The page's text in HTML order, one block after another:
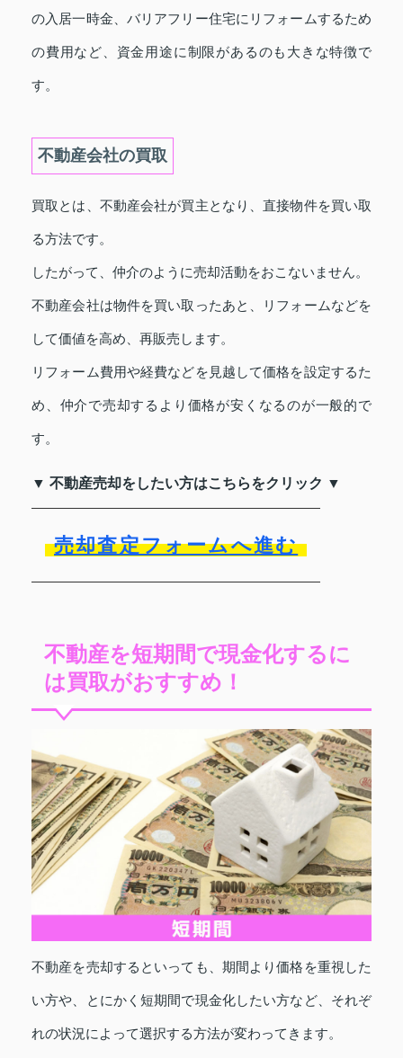
の入居一時金、バリアフリー住宅にリフォームするため
の費用など、資金用途に制限があるのも大きな特徴で
す。
不動産会社の買取
買取とは、不動産会社が買主となり、直接物件を買い取
る方法です。
したがって、仲介のように売却活動をおこないません。
不動産会社は物件を買い取ったあと、リフォームなどを
して価値を高め、再販売します。
リフォーム費用や経費などを見越して価格を設定するた
め、仲介で売却するより価格が安くなるのが一般的で
す。
▼ 不動産売却をしたい方はこちらをクリック ▼
売却査定フォームへ進む
不動産を短期間で現金化するに
は買取がおすすめ！
不動産を売却するといっても、期間より価格を重視した
い方や、とにかく短期間で現金化したい方など、それぞ
れの状況によって選択する方法が変わってきます。